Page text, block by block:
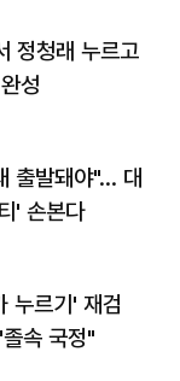
정청래 누르고
성
출발돼야"… 대
' 손본다
누르기' 재검
속 국정"